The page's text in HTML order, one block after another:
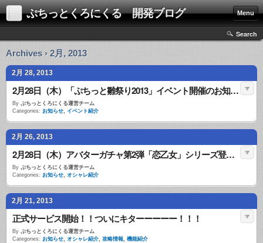
ぷちっとくろにくる 開発ブログ Menu
Search
Archives › 2月, 2013
2月 28, 2013
2月28日（木）「ぷちっと雛祭り2013」イベント開催のお知らせ
By ぷちっとくろにくる運営チーム
Categories: お知らせ, イベント紹介
2月 26, 2013
2月28日（木）アバターガチャ第2弾「恋乙女」シリーズ登場！
By ぷちっとくろにくる運営チーム
Categories: お知らせ, オシャレ紹介
2月 21, 2013
正式サービス開始！！ついにキターーーーー！！！
By ぷちっとくろにくる運営チーム
Categories: お知らせ, オシャレ紹介, 攻略情報, 機能紹介